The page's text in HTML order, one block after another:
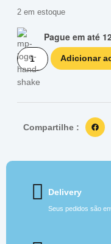
2 em estoque
Pague em até
Adicionar
Compartilhe :
Delivery
Seus pedidos são